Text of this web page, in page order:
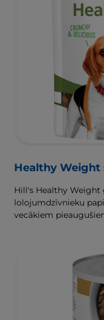
Healthy
Hill's Healthy Weight
lolojumdzīvnieku
vecākiem